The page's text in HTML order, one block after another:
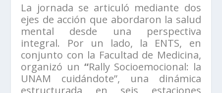
La jornada se articuló mediante dos
ejes de acción que abordaron la salud
mental desde una perspectiva
integral. Por un lado, la ENTS, en
conjunto con la Facultad de Medicina,
organizó un “Rally Socioemocional: la
UNAM cuidándote”, una dinámica
estructurada en seis estaciones